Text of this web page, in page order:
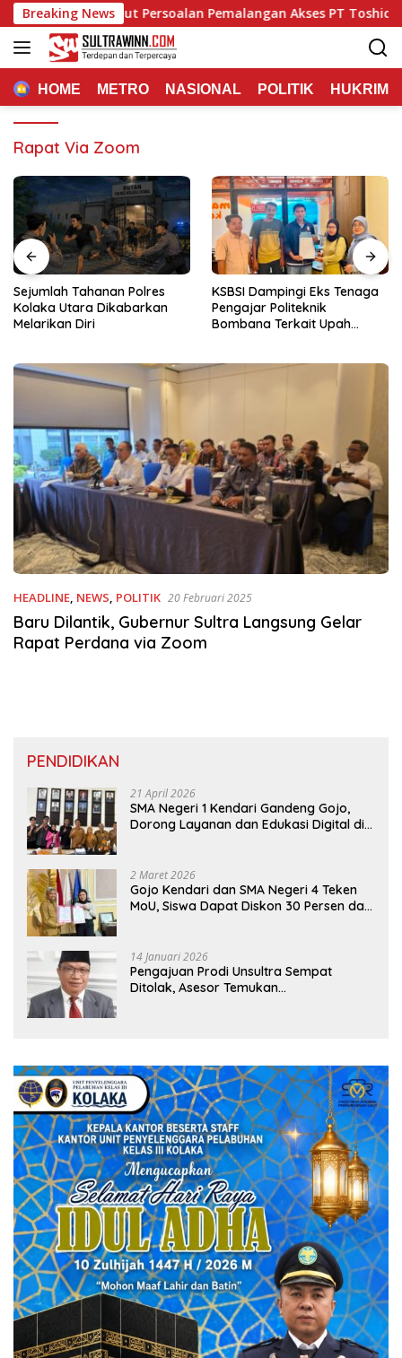
Langsung
ke
konten
Breaking News
Sebut Persoalan Pemalangan Akses PT Toshida
HOME METRO NASIONAL POLITIK HUKRIM
Rapat Via Zoom
Sejumlah Tahanan Polres
Kolaka Utara Dikabarkan
Melarikan Diri
KSBSI Dampingi Eks Tenaga
Pengajar Politeknik
Bombana Terkait Upah
HEADLINE, NEWS, POLITIK 20 Februari 2025
Baru Dilantik, Gubernur Sultra Langsung Gelar
Rapat Perdana via Zoom
PENDIDIKAN
21 April 2026
SMA Negeri 1 Kendari Gandeng Gojo,
Dorong Layanan dan Edukasi Digital di
2 Maret 2026
Gojo Kendari dan SMA Negeri 4 Teken
MoU, Siswa Dapat Diskon 30 Persen dan
14 Januari 2026
Pengajuan Prodi Unsultra Sempat
Ditolak, Asesor Temukan